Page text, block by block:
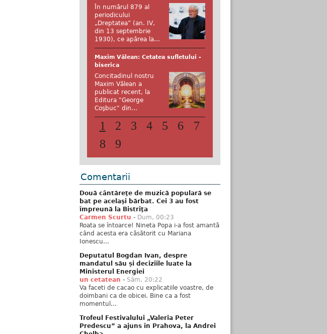
În numărul 879 al
periodicului
„Dreptatea” (an. IV,
din 13 septembrie
1930), ce apărea la...
Maxim Vălean: Cetatea sufletului -
biserica
Concitadinul nostru
Maxim Vălean a
publicat recent, la
Editura "George
Coşbuc" din...
1 2 3 4 5 6
7
8
9
Comentarii
Două cântăreţe de muzică populară se
bat pe acelaşi bărbat. Cei 3 au fost
împreună la Bistriţa
Carmen Scurtu - Dum, 00:23
Roata se întoarce! Nineta Popa i-a fost amantă
când acesta era căsătorit cu Mariana
Ionescu...
Deputatul Bogdan Ivan, despre
mandatul său și deciziile luate la
Ministerul Energiei
un cetatean - Sâm, 20:22
Va faceti de cacao cu explicatiile voastre, de
doimbani ca de obicei. Bine ca a fost
momentul...
Trofeul Festivalului „Valeria Peter
Predescu” a ajuns în Prahova, la Andrei